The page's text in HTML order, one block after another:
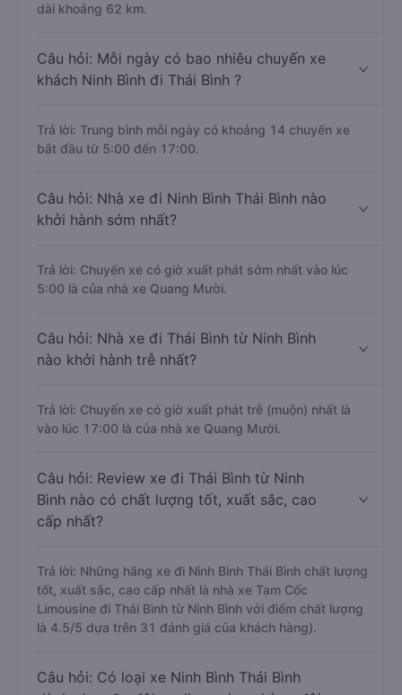
dài khoảng 62 km.
Câu hỏi: Mỗi ngày có bao nhiêu chuyến xe
khách Ninh Bình đi Thái Bình ?
Trả lời: Trung bình mỗi ngày có khoảng 14 chuyến xe
bắt đầu từ 5:00 đến 17:00.
Câu hỏi: Nhà xe đi Ninh Bình Thái Bình nào
khởi hành sớm nhất?
Trả lời: Chuyến xe có giờ xuất phát sớm nhất vào lúc
5:00 là của nhà xe Quang Mười.
Câu hỏi: Nhà xe đi Thái Bình từ Ninh Bình
nào khởi hành trễ nhất?
Trả lời: Chuyến xe có giờ xuất phát trễ (muộn) nhất là
vào lúc 17:00 là của nhà xe Quang Mười.
Câu hỏi: Review xe đi Thái Bình từ Ninh
Bình nào có chất lượng tốt, xuất sắc, cao
cấp nhất?
Trả lời: Những hãng xe đi Ninh Bình Thái Bình chất lượng
tốt, xuất sắc, cao cấp nhất là nhà xe Tam Cốc
Limousine đi Thái Bình từ Ninh Bình với điểm chất lượng
là 4.5/5 dựa trên 31 đánh giá của khách hàng).
Câu hỏi: Có loại xe Ninh Bình Thái Bình